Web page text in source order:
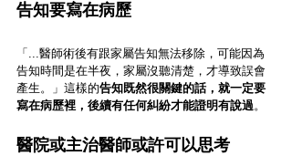
告知要寫在病歷
「...醫師術後有跟家屬告知無法移除，可能因為
告知時間是在半夜，家屬沒聽清楚，才導致誤會
產生。」這樣的告知既然很關鍵的話，就一定要
寫在病歷裡，後續有任何糾紛才能證明有說過。
醫院或主治醫師或許可以思考